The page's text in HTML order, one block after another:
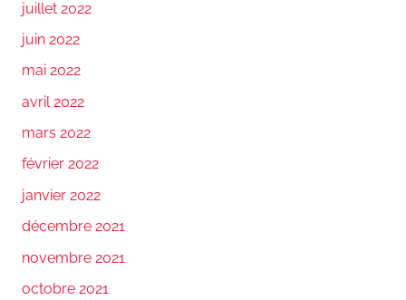
juillet 2022
juin 2022
mai 2022
avril 2022
mars 2022
février 2022
janvier 2022
décembre 2021
novembre 2021
octobre 2021